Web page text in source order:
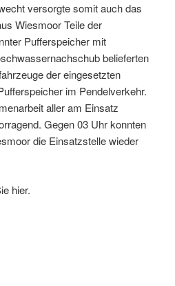
versorgte somit auch das
Wiesmoor Teile der
Pufferspeicher mit
belieferten
der eingesetzten
im Pendelverkehr.
aller am Einsatz
Gegen 03 Uhr konnten
die Einsatzstelle wieder
hier.